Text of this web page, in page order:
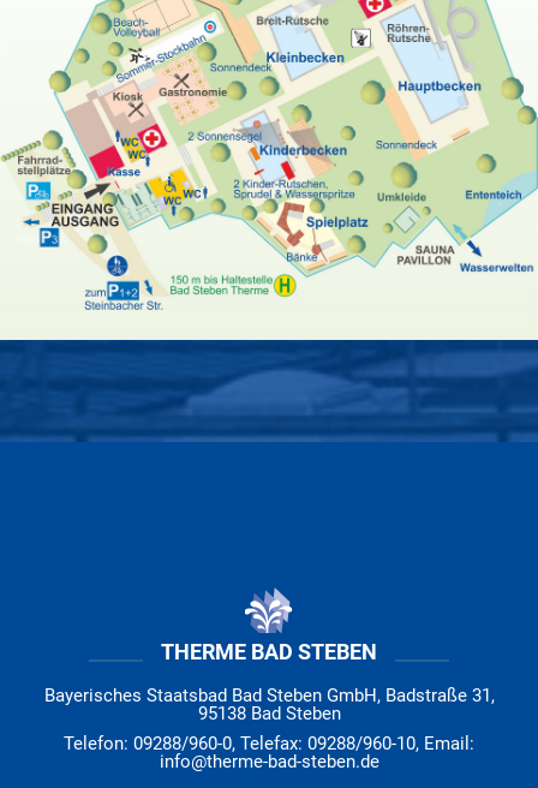
THERME BAD STEBEN
Bayerisches Staatsbad Bad Steben GmbH, Badstraße 31,
95138 Bad Steben
Telefon: 09288/960-0, Telefax: 09288/960-10, Email:
info@therme-bad-steben.de